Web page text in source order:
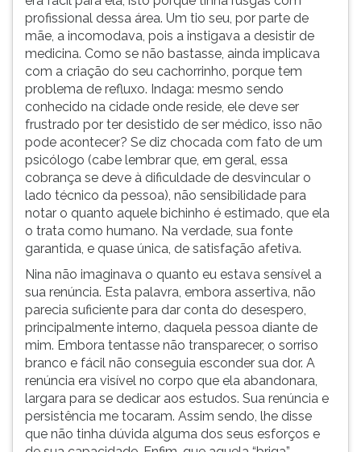
profissional dessa área. Um tio seu, por parte de
mãe, a incomodava, pois a instigava a desistir de
medicina. Como se não bastasse, ainda implicava
com a criação do seu cachorrinho, porque tem
problema de refluxo. Indaga: mesmo sendo
conhecido na cidade onde reside, ele deve ser
frustrado por ter desistido de ser médico, isso não
pode acontecer? Se diz chocada com fato de um
psicólogo (cabe lembrar que, em geral, essa
cobrança se deve à dificuldade de desvincular o
lado técnico da pessoa), não sensibilidade para
notar o quanto aquele bichinho é estimado, que ela
o trata como humano. Na verdade, sua fonte
garantida, e quase única, de satisfação afetiva.
Nina não imaginava o quanto eu estava sensível a
sua renúncia. Esta palavra, embora assertiva, não
parecia suficiente para dar conta do desespero,
principalmente interno, daquela pessoa diante de
mim. Embora tentasse não transparecer, o sorriso
branco e fácil não conseguia esconder sua dor. A
renúncia era visível no corpo que ela abandonara,
largara para se dedicar aos estudos. Sua renúncia e
persistência me tocaram. Assim sendo, lhe disse
que não tinha dúvida alguma dos seus esforços e